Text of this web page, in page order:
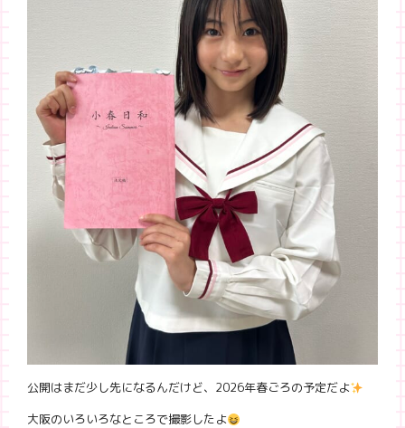
公開はまだ少し先になるんだけど、2026年春ごろの予定だよ
大阪のいろいろなところで撮影したよ